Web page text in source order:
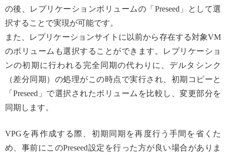
の後、レプリケーションボリュームの「Preseed」として選
択することで実現が可能です。
また、レプリケーションサイトに以前から存在する対象VM
のボリュームも選択することができます。レプリケーショ
ンの初期に行われる完全同期の代わりに、デルタシンク
（差分同期）の処理がこの時点で実行され、初期コピーと
「Preseed」で選択されたボリュームを比較し、変更部分を
同期します。
VPGを再作成する際、初期同期を再度行う手間を省くた
め、事前にこのPreseed設定を行った方が良い場合がありま